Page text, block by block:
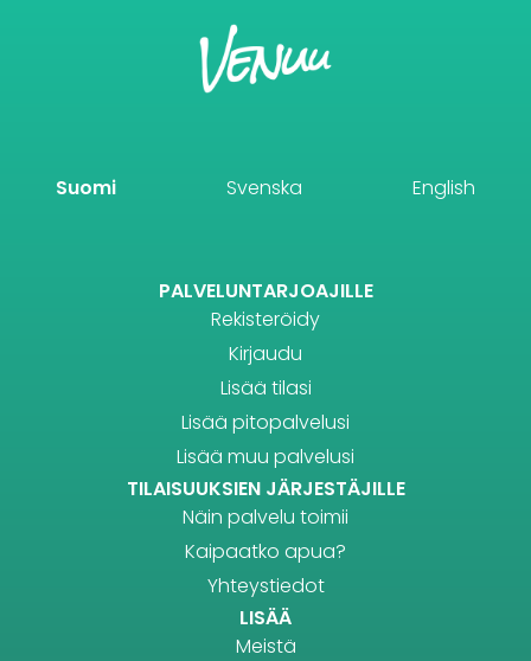
Suomi Svenska English
PALVELUNTARJOAJILLE
Rekisteröidy
Kirjaudu
Lisää tilasi
Lisää pitopalvelusi
Lisää muu palvelusi
TILAISUUKSIEN JÄRJESTÄJILLE
Näin palvelu toimii
Kaipaatko apua?
Yhteystiedot
LISÄÄ
Meistä